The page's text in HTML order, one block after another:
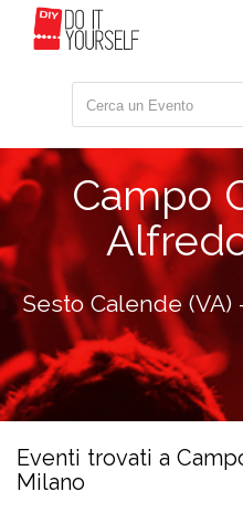
Campo
Sesto Calende
Eventi trovati a
Milano